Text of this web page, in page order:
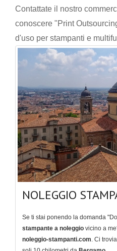
Contattate il nostro
conoscere "Print
d'uso per stampanti e
NOLEGGIO
Se ti stai ponendo la domanda
stampante a noleggio vicino a
noleggio-stampanti.com. Ci